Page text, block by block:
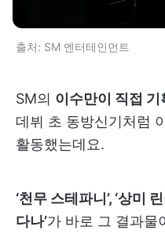
출처: SM 엔터테인먼트
SM의 이수만이 직접 기
데뷔 초 동방신기처럼
활동했는데요.
‘천무 스테파니’, ‘상미
다나’가 바로 그 결과물